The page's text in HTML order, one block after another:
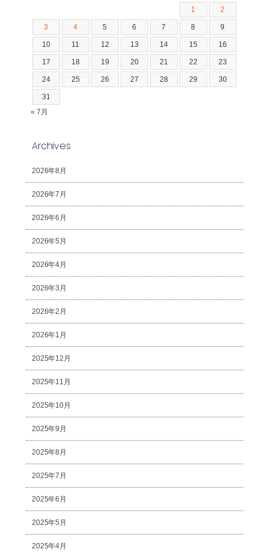
1 2
3 4 5 6 7 8 9
10 11 12 13 14 15 16
17 18 19 20 21 22 23
24 25 26 27 28 29 30
31
« 7月
Archives
2026年8月
2026年7月
2026年6月
2026年5月
2026年4月
2026年3月
2026年2月
2026年1月
2025年12月
2025年11月
2025年10月
2025年9月
2025年8月
2025年7月
2025年6月
2025年5月
2025年4月